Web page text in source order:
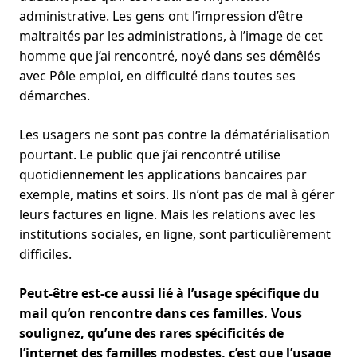
administrative. Les gens ont l’impression d’être
maltraités par les administrations, à l’image de cet
homme que j’ai rencontré, noyé dans ses démêlés
avec Pôle emploi, en difficulté dans toutes ses
démarches.
Les usagers ne sont pas contre la dématérialisation
pourtant. Le public que j’ai rencontré utilise
quotidiennement les applications bancaires par
exemple, matins et soirs. Ils n’ont pas de mal à gérer
leurs factures en ligne. Mais les relations avec les
institutions sociales, en ligne, sont particulièrement
difficiles.
Peut-être est-ce aussi lié à l’usage spécifique du
mail qu’on rencontre dans ces familles. Vous
soulignez, qu’une des rares spécificités de
l’internet des familles modestes, c’est que l’usage